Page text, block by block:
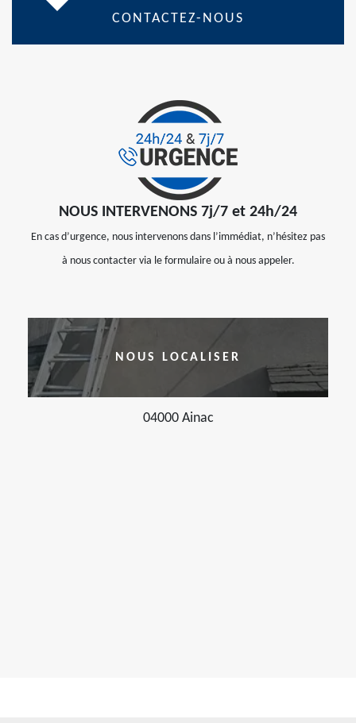
CONTACTEZ-NOUS
NOUS INTERVENONS 7j/7 et 24h/24
En cas d’urgence, nous intervenons dans l’immédiat, n’hésitez pas
à nous contacter via le formulaire ou à nous appeler.
NOUS LOCALISER
04000 Ainac